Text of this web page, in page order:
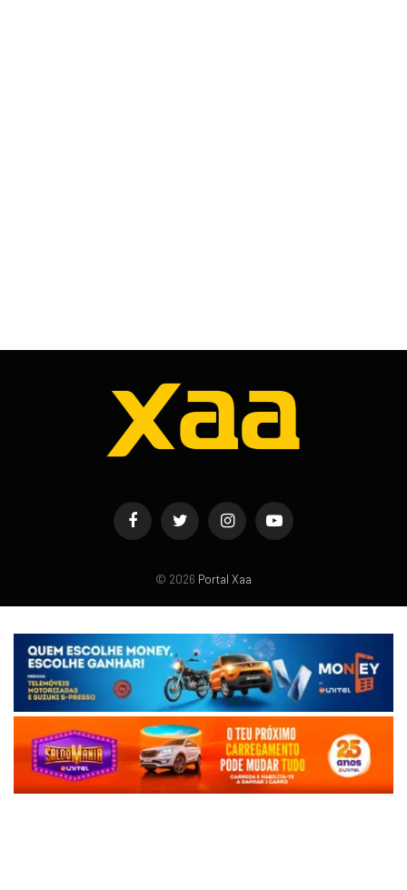
FacebookTwitter InstagramYouTube
© 2026 Portal Xaa